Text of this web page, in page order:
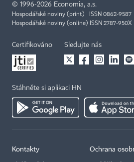
© 1996-2026 Economia, a.s.
Hospodářské noviny (print) ISSN 0862-9587
Hospodářské noviny (online) ISSN 2787-950X
Certifikováno Sledujte nás
Stáhněte si aplikaci HN
Kontakty Ochrana